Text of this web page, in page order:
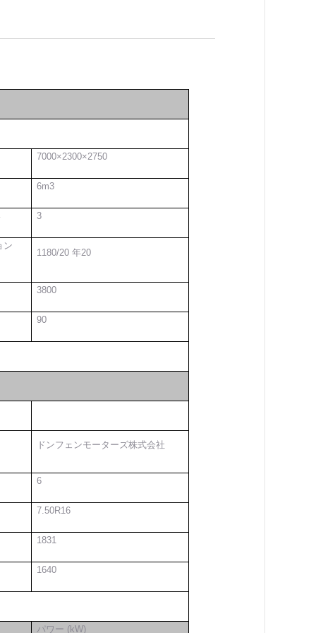
7000×2300×2750
6m3
3
ン
1180/20 年20
3800
90
ドンフェンモーターズ株式会社
6
7.50R16
1831
1640
パワー (kW)